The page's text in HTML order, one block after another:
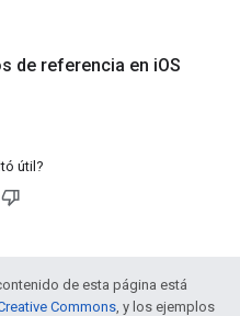
de referencia en iOS
útil?
de esta página está
Commons , y los ejemplos